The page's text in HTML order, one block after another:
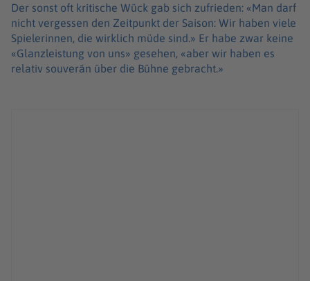
Der sonst oft kritische Wück gab sich zufrieden: «Man darf
nicht vergessen den Zeitpunkt der Saison: Wir haben viele
Spielerinnen, die wirklich müde sind.» Er habe zwar keine
«Glanzleistung von uns» gesehen, «aber wir haben es
relativ souverän über die Bühne gebracht.»